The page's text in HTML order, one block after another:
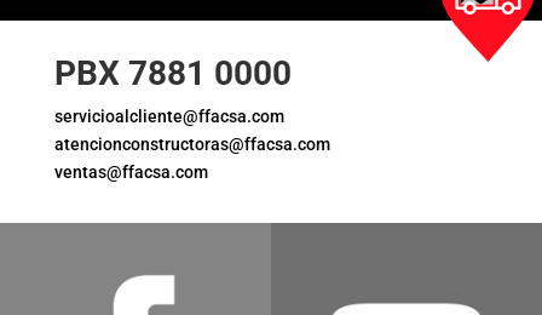
PBX 7881 0000
servicioalcliente@ffacsa.com
atencionconstructoras@ffacsa.com
ventas@ffacsa.com